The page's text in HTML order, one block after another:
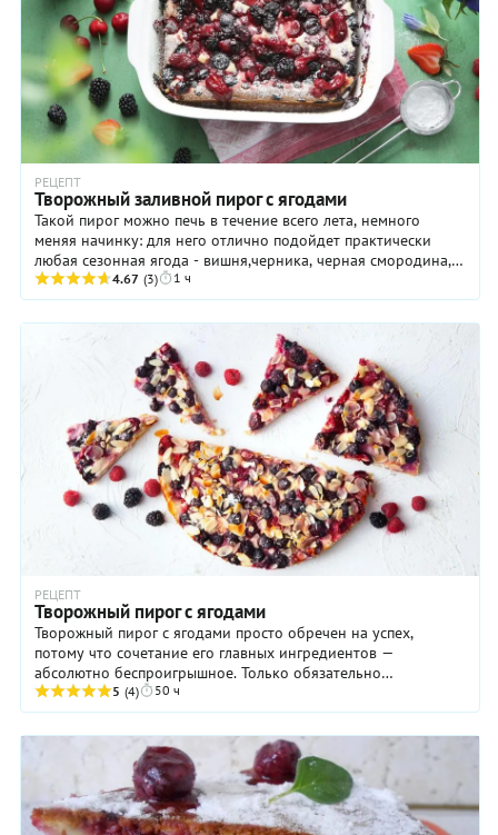
РЕЦЕПТ
Творожный заливной пирог с ягодами
Такой пирог можно печь в течение всего лета, немного
меняя начинку: для него отлично подойдет практически
любая сезонная ягода - вишня,черника, черная смородина,
крыжовник.4.67 (3) 1 ч
РЕЦЕПТ
Творожный пирог с ягодами
Творожный пирог с ягодами просто обречен на успех,
потому что сочетание его главных ингредиентов —
абсолютно беспроигрышное. Только обязательно
хорошенько охладите выпечку перед подачей, как ...
5 (4) 50 ч